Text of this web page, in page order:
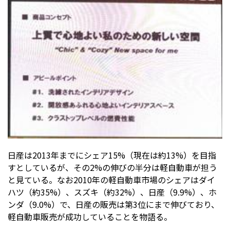
日産は2013年までにシェア15%（現在は約13%）を目指
すとしているが、その2%の伸びの半分は軽自動車が担う
と見ている。なお2010年の軽自動車市場のシェアはダイ
ハツ（約35%）、スズキ（約32%）、日産（9.9%）、ホ
ンダ（9.0%）で、日産の販売は第3位にまで伸びており、
軽自動車販売が成功していることを物語る。